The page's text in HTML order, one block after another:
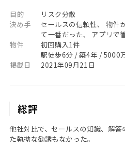
目的
リスク分散
決め手
セールスの信頼性、 物件
て一番だった、 アプリで
物件
初回購入1件
駅徒歩6分 / 築4年 / 5000
掲載日
2021年09月21日
総評
他社対比で、セールスの知識、解
た執拗な勧誘もなかった。